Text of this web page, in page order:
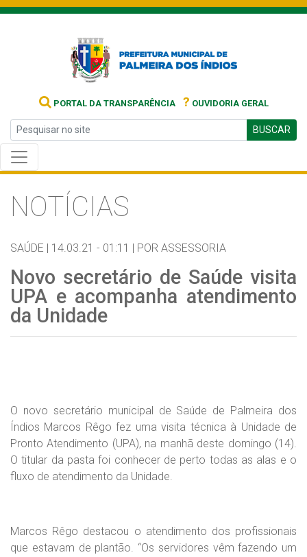
PORTAL DA TRANSPARÊNCIA ? OUVIDORIA GERAL
BUSCAR
NOTÍCIAS
SAÚDE | 14.03.21 - 01:11 | POR ASSESSORIA
Novo secretário de Saúde visita
UPA e acompanha atendimento
da Unidade
O novo secretário municipal de Saúde de Palmeira dos
Índios Marcos Rêgo fez uma visita técnica à Unidade de
Pronto Atendimento (UPA), na manhã deste domingo (14).
O titular da pasta foi conhecer de perto todas as alas e o
fluxo de atendimento da Unidade.
Marcos Rêgo destacou o atendimento dos profissionais
que estavam de plantão. “Os servidores vêm fazendo um